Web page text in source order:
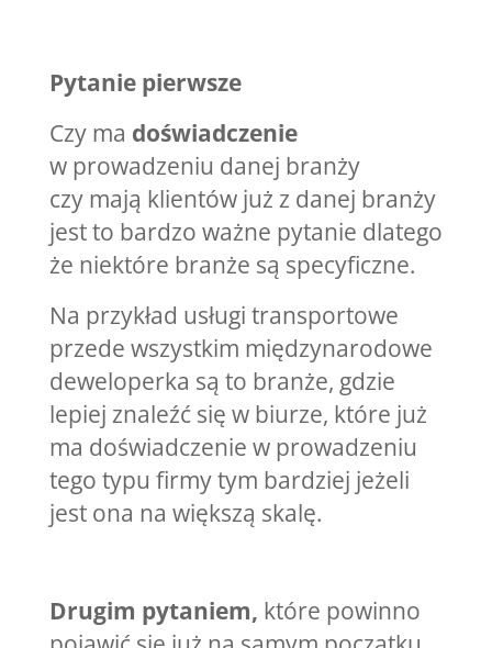
Pytanie pierwsze
Czy ma doświadczenie
w prowadzeniu danej branży
czy mają klientów już z danej branży
jest to bardzo ważne pytanie dlatego
że niektóre branże są specyficzne.
Na przykład usługi transportowe
przede wszystkim międzynarodowe
deweloperka są to branże, gdzie
lepiej znaleźć się w biurze, które już
ma doświadczenie w prowadzeniu
tego typu firmy tym bardziej jeżeli
jest ona na większą skalę.
Drugim pytaniem, które powinno